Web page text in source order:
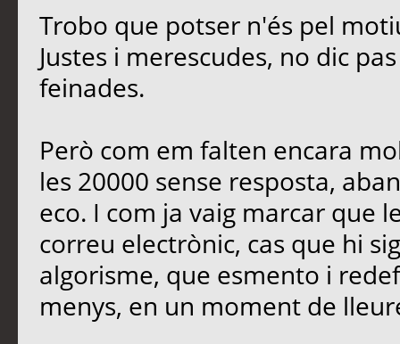
Trobo que potser n'és pel
Justes i merescudes, no dic
feinades.
Però com em falten encara
les 20000 sense resposta,
eco. I com ja vaig marcar que
correu electrònic, cas que hi
algorisme, que esmento i
menys, en un moment de